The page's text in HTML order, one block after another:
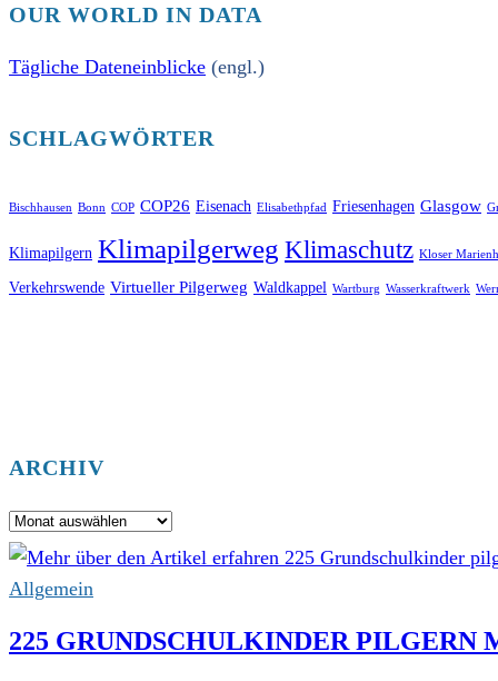
OUR WORLD IN DATA
Tägliche Dateneinblicke (engl.)
SCHLAGWÖRTER
Bischhausen Bonn COP COP26 Eisenach Elisabethpfad Friesenhagen Glasgow
Klimapilgern Klimapilgerweg Klimaschutz Kloser
Verkehrswende Virtueller Pilgerweg Waldkappel Wartburg Wasserkraftwerk
ARCHIV
Archiv
Allgemein
225 GRUNDSCHULKINDER